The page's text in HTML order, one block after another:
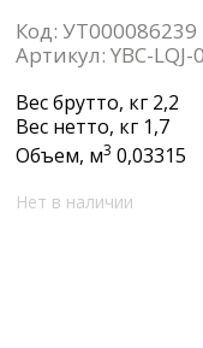
Код: УТ000086239
Артикул: YBC-
Вес брутто, кг 2,2
Вес нетто, кг 1,7
Объем, м3 0,03315
Нет в наличии